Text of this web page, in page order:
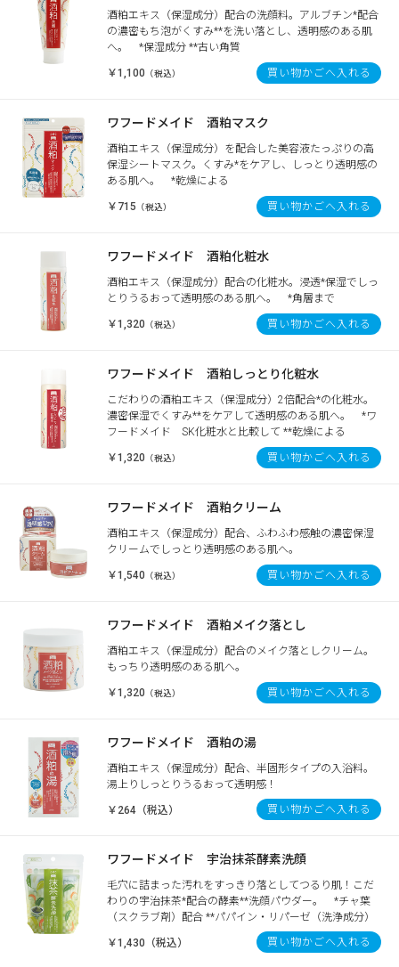
酒粕エキス（保湿成分）配合の洗顔料。アルブチン*配合
の濃密もち泡がくすみ**を洗い落とし、透明感のある肌
へ。 *保湿成分 **古い角質
￥1,100 （税込） 買い物かごへ入れる
ワフードメイド 酒粕マスク
酒粕エキス（保湿成分）を配合した美容液たっぷりの高
保湿シートマスク。くすみ*をケアし、しっとり透明感の
ある肌へ。 *乾燥による
￥715 （税込） 買い物かごへ入れる
ワフードメイド 酒粕化粧水
酒粕エキス（保湿成分）配合の化粧水。浸透*保湿でしっ
とりうるおって透明感のある肌へ。 *角層まで
￥1,320 （税込） 買い物かごへ入れる
ワフードメイド 酒粕しっとり化粧水
こだわりの酒粕エキス（保湿成分）2倍配合*の化粧水。
濃密保湿でくすみ**をケアして透明感のある肌へ。 *ワ
フードメイド SK化粧水と比較して **乾燥による
￥1,320 （税込） 買い物かごへ入れる
ワフードメイド 酒粕クリーム
酒粕エキス（保湿成分）配合、ふわふわ感触の濃密保湿
クリームでしっとり透明感のある肌へ。
￥1,540 （税込） 買い物かごへ入れる
ワフードメイド 酒粕メイク落とし
酒粕エキス（保湿成分）配合のメイク落としクリーム。
もっちり透明感のある肌へ。
￥1,320 （税込） 買い物かごへ入れる
ワフードメイド 酒粕の湯
酒粕エキス（保湿成分）配合、半固形タイプの入浴料。
湯上りしっとりうるおって透明感！
￥264（税込） 買い物かごへ入れる
ワフードメイド 宇治抹茶酵素洗顔
毛穴に詰まった汚れをすっきり落としてつるり肌！こだ
わりの宇治抹茶*配合の酵素**洗顔パウダー。 *チャ葉
（スクラブ剤）配合 **パパイン・リパーゼ（洗浄成分）
￥1,430（税込） 買い物かごへ入れる